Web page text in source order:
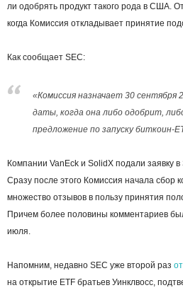
ли одобрять продукт такого рода в США.
когда Комиссия откладывает принятие
Как сообщает SEC:
«Комиссия назначает 30 сентября
даты, когда она либо одобрит,
предложение по запуску биткоин-
Компании VanEck и SolidX подали заявку
Сразу после этого Комиссия начала сбор
множество отзывов в пользу принятия
Причем более половины комментариев
июля.
Напомним, недавно SEC уже второй раз
на открытие ETF братьев Уинклвосс,